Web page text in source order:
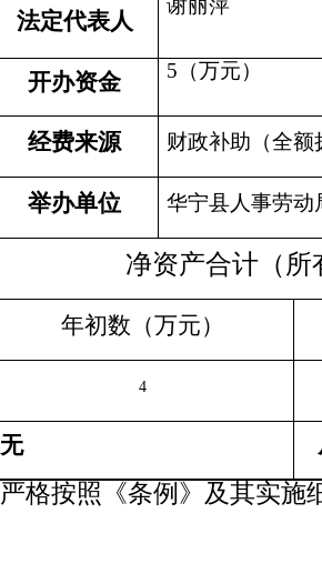
法定代表人
谢丽萍
开办资金 5 （万元）
经费来源 财政补助（全额
举办单位 华宁县人事劳动
净资产合计（
年初数（万元）
4
无
严格按照《条例》及其实施